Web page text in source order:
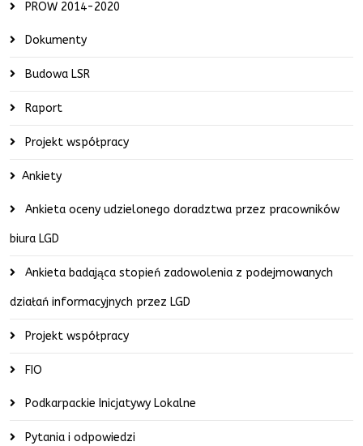
PROW 2014-2020
Dokumenty
Budowa LSR
Raport
Projekt współpracy
Ankiety
Ankieta oceny udzielonego doradztwa przez pracowników
biura LGD
Ankieta badająca stopień zadowolenia z podejmowanych
działań informacyjnych przez LGD
Projekt współpracy
FIO
Podkarpackie Inicjatywy Lokalne
Pytania i odpowiedzi